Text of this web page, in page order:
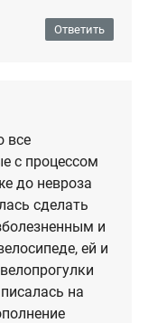
Ответить
все
с процессом
до невроза
сделать
и
ей и
на